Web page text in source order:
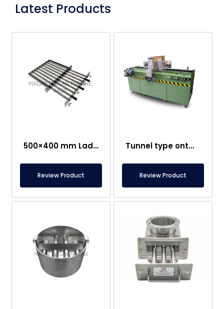
Latest Products
500×400 mm Lade Magneet – Eenvoudig te Reinigen
Review Product
Tunnel type ontmagnetiseermachine met transportband
Review Product